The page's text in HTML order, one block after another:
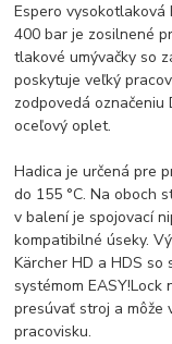
Espero vysokotlaková
400 bar je zosilnené
tlakové umývačky so
poskytuje veľký
zodpovedá označeniu
oceľový oplet.
Hadica je určená pre
do 155 °C. Na oboch
v balení je spojovací
kompatibilné úseky.
Kärcher HD a HDS so
systémom
presúvať stroj a môže
pracovisku.